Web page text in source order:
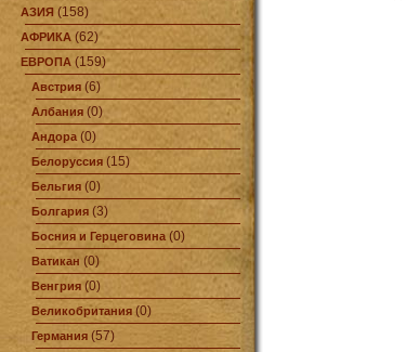
АЗИЯ (158)
АФРИКА (62)
ЕВРОПА (159)
Австрия (6)
Албания (0)
Андора (0)
Белоруссия (15)
Бельгия (0)
Болгария (3)
Босния и Герцеговина(0)
Ватикан (0)
Венгрия (0)
Великобритания (0)
Германия (57)